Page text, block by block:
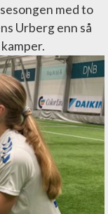
med to
Urberg enn så